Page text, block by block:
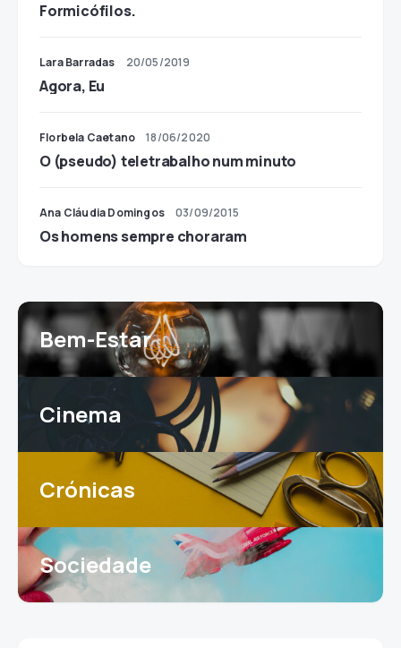
Formicófilos.
Lara Barradas 20/05/2019
Agora, Eu
Florbela Caetano 18/06/2020
O (pseudo) teletrabalho num minuto
Ana Cláudia Domingos 03/09/2015
Os homens sempre choraram
Bem-Estar
Cinema
Crónicas
Sociedade